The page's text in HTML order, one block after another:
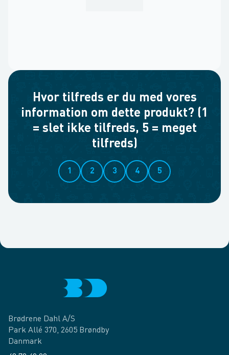
Hvor tilfreds er du med vores
information om dette produkt? (1
= slet ikke tilfreds, 5 = meget
tilfreds)
1 2 3 4 5
Brødrene Dahl A/S
Park Allé 370, 2605 Brøndby
Danmark